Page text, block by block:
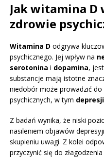
Jak witamina D
zdrowie
Witamina D odgrywa
psychicznego. Jej wpływ na
serotonina i dopamina,
substancje mają istotne
niedobór może prowadzić
psychicznych, w tym depresji
Z badań wynika, że niski
nasileniem objawów
skupieniu uwagi. Z kolei
przyczynić się do